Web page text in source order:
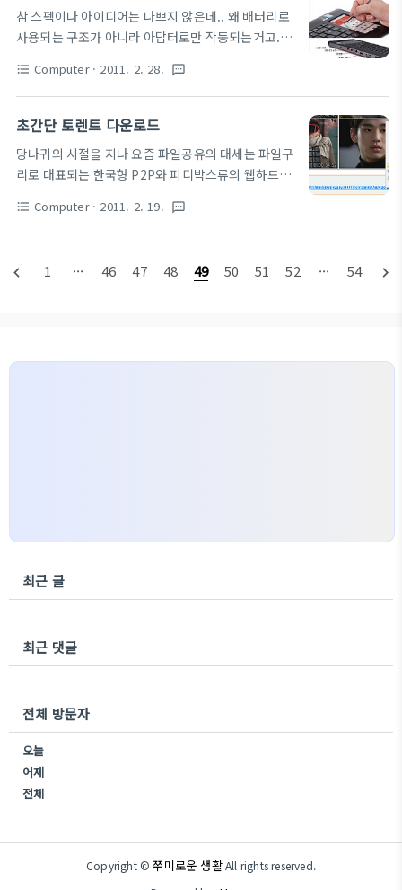
프..
데.. Ulilith도 생각보다 가볍고(20메가 내외).. 메모
리 플레이어 지원과. 음질이 정말 괜찮다는 것. 아직
레인미터 스킨지원은 모르겠다. 좀 찾아봐야겠지? ㅋ
참 스펙이나 아이디어는 나쁘지 않은데.. 왜 배터리로
사용되는 구조가 아니라 아답터로만 작동되는거고..
아닌데.. 나름 개념가. HDMI 출력이랑 일단 넷탑 개념
이라. 업그레이드도 편할거같고.. 정말 배터리가 없는
점이 아깝네. 아톰쓰는데 전력이 그렇게 많이 쓰이는
배터리가 없는점이 정말 아쉽다. 이럴꺼면 터치되는
타블렛 PC랑 무슨차인겨? ㅋㅋㅋ 요즘 아이폰에 홀릭
되서 -_-; 컴퓨터쪽에 관심을 껐더니 요즘 제품 많이
largeno=&middleno=&smallno=&code=eb87b..
format_list_bulleted Computer · 2011. 2. 28. textsms
초간단 토렌트 다운로드
당나귀의 시절을 지나 요즘 파일공유의 대세는 파일구
리로 대표되는 한국형 P2P와 피디박스류의 웹하드,
어온지는 꽤 됬지만 아직 많은 분들이 사용법을 어려
워 하시는 것 같아서 정말 쉬운 사용법을 올려 드립니
램은 무설치 파일로 그냥 다운 받으신후 실행만 누르
magnet:?으로 시작하는 주소를 복사하신후 2. 토렌
format_list_bulleted Computer · 2011. 2. 19. textsms
navigate_before 1 ··· 46 47 48 49 50 51 52 ··· 54 navigate_next
최근 글
최근 댓글
전체 방문자
오늘
어제
전체
Copyright ©쭈미로운 생활All rights reserved.